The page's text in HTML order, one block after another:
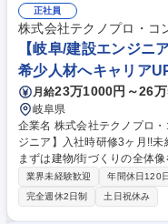
≫事前準備：営業と連携しア
調査/ヒアリング/課題提案、
本設計（FT連携）、指示書
ロー：機器・サービスの説明、不具合
営業所/未経験歓迎＞有休消
正社員
株式会社テクノプロ・コ
【岐阜/建設エンジニ
希少人材へキャリア
月給23万1000円～26
岐阜県
企業名 株式会社テクノプロ・コンストラク
ジニア】入社時研修3ヶ月!!未経験
まずは建物/街づくりの全体
タントとしてOJT研修をしな
経験に合わせて図面関連の仕事
社時の研修について】◆自社
業界未経験歓迎 年間休日120
完全週休2日制
土日祝休み